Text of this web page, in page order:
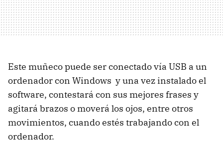
Este muñeco puede ser conectado vía USB a un
ordenador con Windows y una vez instalado el
software, contestará con sus mejores frases y
agitará brazos o moverá los ojos, entre otros
movimientos, cuando estés trabajando con el
ordenador.